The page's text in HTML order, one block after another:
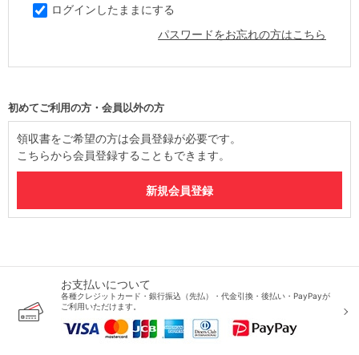
ログインしたままにする
パスワードをお忘れの方はこちら
初めてご利用の方・会員以外の方
お支払いについて
各種クレジットカード・銀行振込（先払）・代金引換・後払い・PayPayが
ご利用いただけます。